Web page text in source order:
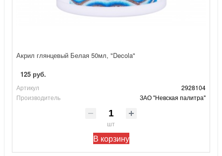
Акрил глянцевый Белая 50мл, "Decola"
125 руб.
Артикул
2928104
Производитель
ЗАО "Невская палитра"
шт
В корзину